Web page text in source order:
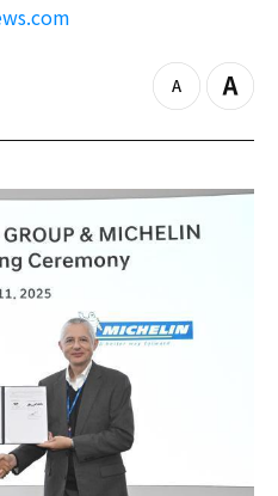
z
o
o
t
Z
o
i